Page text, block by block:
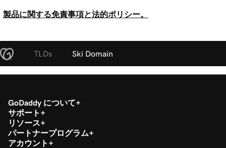
製品に関する免責事項と法的ポリシー。
TLDs Ski Domain
GoDaddy について
サポート
リソース
パートナープログラム
アカウント